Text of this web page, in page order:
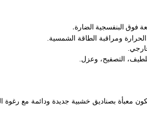
فوق البنفسجية الضارة.
ومراقبة الطاقة الشمسية.
التصفيح، وعزل.
تنتج نوعية ممتازة من الزجاج الأخضر الفرنسي 8 مم، التي تكون معبأة بصناديق خشبية جديدة ودائمة مع